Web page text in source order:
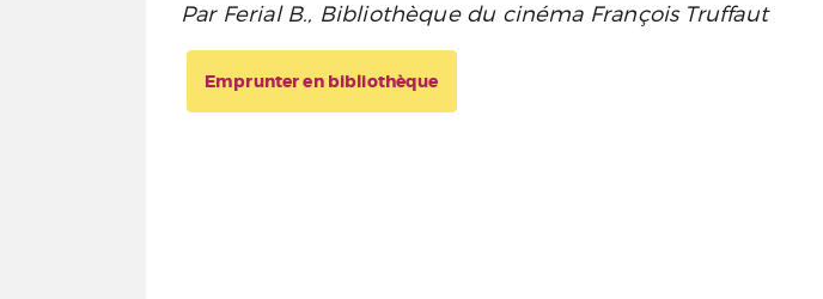
Par Ferial B., Bibliothèque du cinéma François Truffaut
Emprunter en bibliothèque